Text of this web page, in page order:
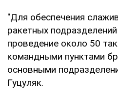
"Для обеспечения
ракетных
проведение около 50
командными пунктами
основными
Гуцуляк.